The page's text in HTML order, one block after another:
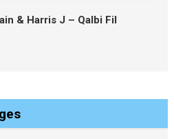
& Harris J – Qalbi Fil